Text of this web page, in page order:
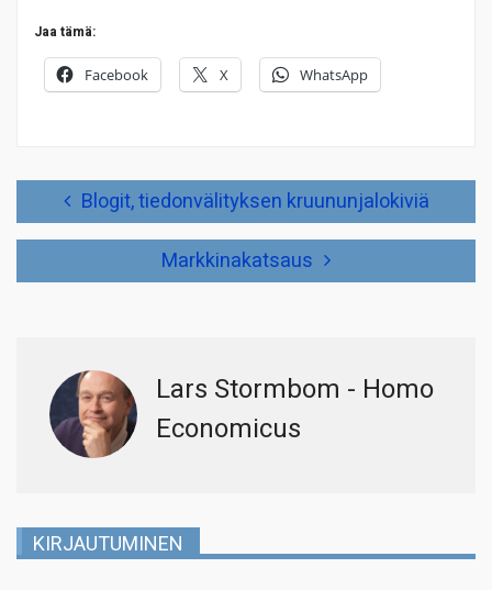
Jaa tämä:
Facebook X WhatsApp
ArtikkelienBlogit, tiedonvälityksen kruununjalokiviä
Markkinakatsaus
Lars Stormbom - Homo
Economicus
KIRJAUTUMINEN